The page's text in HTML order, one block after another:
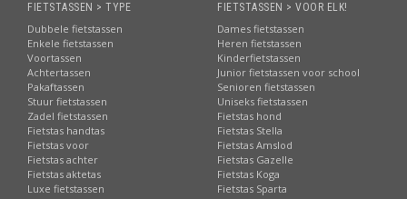
FIETSTASSEN > TYPE
Dubbele fietstassen
Enkele fietstassen
Voortassen
Achtertassen
Pakaftassen
Stuur fietstassen
Zadel fietstassen
Fietstas handtas
Fietstas voor
Fietstas achter
Fietstas aktetas
Luxe fietstassen
FIETSTASSEN > VOOR ELK!
Dames fietstassen
Heren fietstassen
Kinderfietstassen
Junior fietstassen voor school
Senioren fietstassen
Uniseks fietstassen
Fietstas hond
Fietstas Stella
Fietstas Amslod
Fietstas Gazelle
Fietstas Koga
Fietstas Sparta